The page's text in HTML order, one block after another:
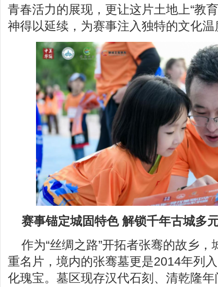
青春活力的展现，更让这片土地上“教
神得以延续，为赛事注入独特的文化温
赛事锚定城固特色 解锁千年古城多
作为“丝绸之路”开拓者张骞的故乡，
重名片，境内的张骞墓更是2014年列
化瑰宝。墓区现存汉代石刻、清乾隆